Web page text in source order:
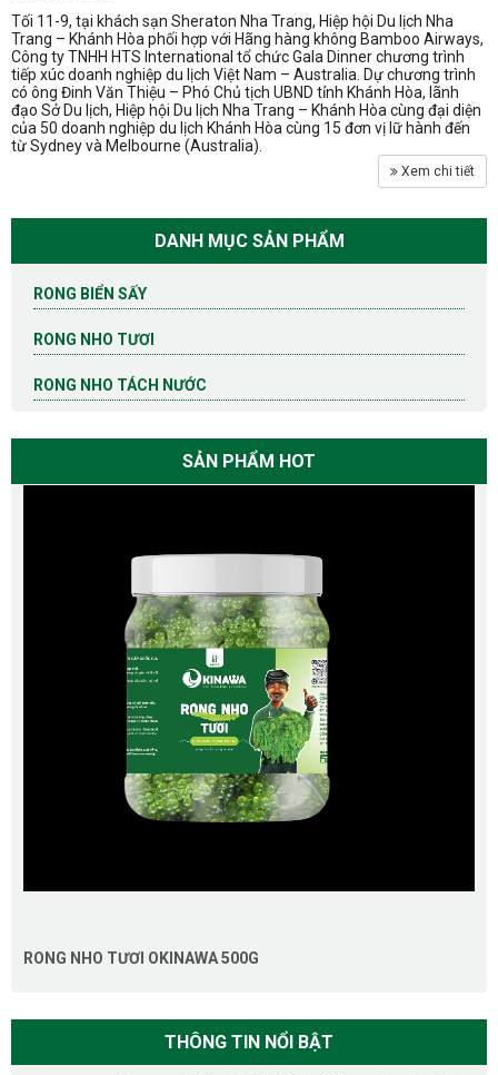
Tối 11-9, tại khách sạn Sheraton Nha Trang, Hiệp hội Du lịch Nha
Trang – Khánh Hòa phối hợp với Hãng hàng không Bamboo Airways,
Công ty TNHH HTS International tổ chức Gala Dinner chương trình
tiếp xúc doanh nghiệp du lịch Việt Nam – Australia. Dự chương trình
có ông Đinh Văn Thiệu – Phó Chủ tịch UBND tỉnh Khánh Hòa, lãnh
đạo Sở Du lịch, Hiệp hội Du lịch Nha Trang – Khánh Hòa cùng đại diện
của 50 doanh nghiệp du lịch Khánh Hòa cùng 15 đơn vị lữ hành đến
từ Sydney và Melbourne (Australia).
Xem chi tiết
DANH MỤC SẢN PHẨM
RONG BIỂN SẤY
RONG NHO TƯƠI
RONG NHO TÁCH NƯỚC
SẢN PHẨM HOT
RONG NHO TƯƠI OKINAWA 500G
THÔNG TIN NỔI BẬT